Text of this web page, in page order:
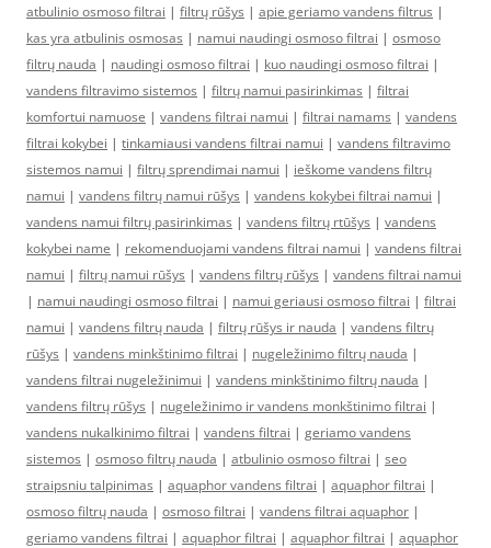
atbulinio osmoso filtrai | filtrų rūšys | apie geriamo vandens filtrus |
kas yra atbulinis osmosas | namui naudingi osmoso filtrai | osmoso
filtrų nauda | naudingi osmoso filtrai | kuo naudingi osmoso filtrai |
vandens filtravimo sistemos | filtrų namui pasirinkimas | filtrai
komfortui namuose | vandens filtrai namui | filtrai namams | vandens
filtrai kokybei | tinkamiausi vandens filtrai namui | vandens filtravimo
sistemos namui | filtrų sprendimai namui | ieškome vandens filtrų
namui | vandens filtrų namui rūšys | vandens kokybei filtrai namui |
vandens namui filtrų pasirinkimas | vandens filtrų rtūšys | vandens
kokybei name | rekomenduojami vandens filtrai namui | vandens filtrai
namui | filtrų namui rūšys | vandens filtrų rūšys | vandens filtrai namui
| namui naudingi osmoso filtrai | namui geriausi osmoso filtrai | filtrai
namui | vandens filtrų nauda | filtrų rūšys ir nauda | vandens filtrų
rūšys | vandens minkštinimo filtrai | nugeležinimo filtrų nauda |
vandens filtrai nugeležinimui | vandens minkštinimo filtrų nauda |
vandens filtrų rūšys | nugeležinimo ir vandens monkštinimo filtrai |
vandens nukalkinimo filtrai | vandens filtrai | geriamo vandens
sistemos | osmoso filtrų nauda | atbulinio osmoso filtrai | seo
straipsniu talpinimas | aquaphor vandens filtrai | aquaphor filtrai |
osmoso filtrų nauda | osmoso filtrai | vandens filtrai aquaphor |
geriamo vandens filtrai | aquaphor filtrai | aquaphor filtrai | aquaphor